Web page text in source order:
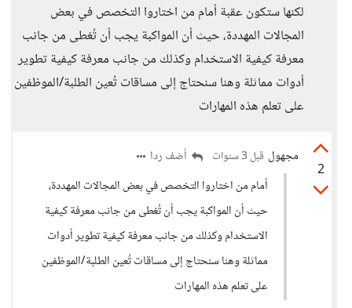
لكنها ستكون عقبة أمام من اختاروا التخصص في بعض
المجالات المهددة، حيث أن المواكبة يجب أن تُغطى من جانب
معرفة كيفية الاستخدام وكذلك من جانب معرفة كيفية تطوير
أدوات مماثلة وهنا سنحتاج إلى مساقات تُعين الطلبة/الموظفين
على تعلم هذه المهارات
2
مجهول قبل 3 سنوات
أضف ردا
أمام من اختاروا التخصص في بعض المجالات المهددة،
حيث أن المواكبة يجب أن تُغطى من جانب معرفة كيفية
الاستخدام وكذلك من جانب معرفة كيفية تطوير أدوات
مماثلة وهنا سنحتاج إلى مساقات تُعين الطلبة/الموظفين
على تعلم هذه المهارات